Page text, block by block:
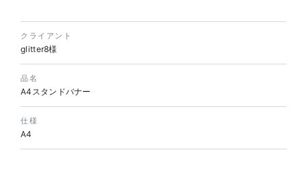
株式会社三共様 ドリップコー
ヒーパッケージ
クライアント
glitter8様
品名
A4スタンドバナー
仕様
A4